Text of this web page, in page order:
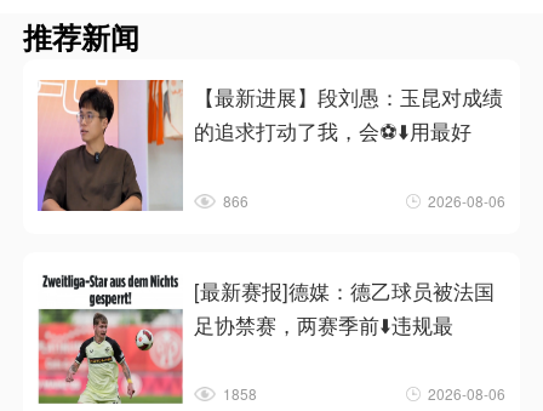
推荐新闻
【最新进展】段刘愚：玉昆对成绩
的追求打动了我，会⚽⬇️用最好
866 2026-08-06
[最新赛报]德媒：德乙球员被法国
足协禁赛，两赛季前⬇️违规最
1858 2026-08-06